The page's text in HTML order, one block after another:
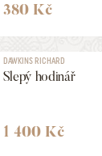
380 Kč
DAWKINS RICHARD
Slepý hodinář
1 400 Kč